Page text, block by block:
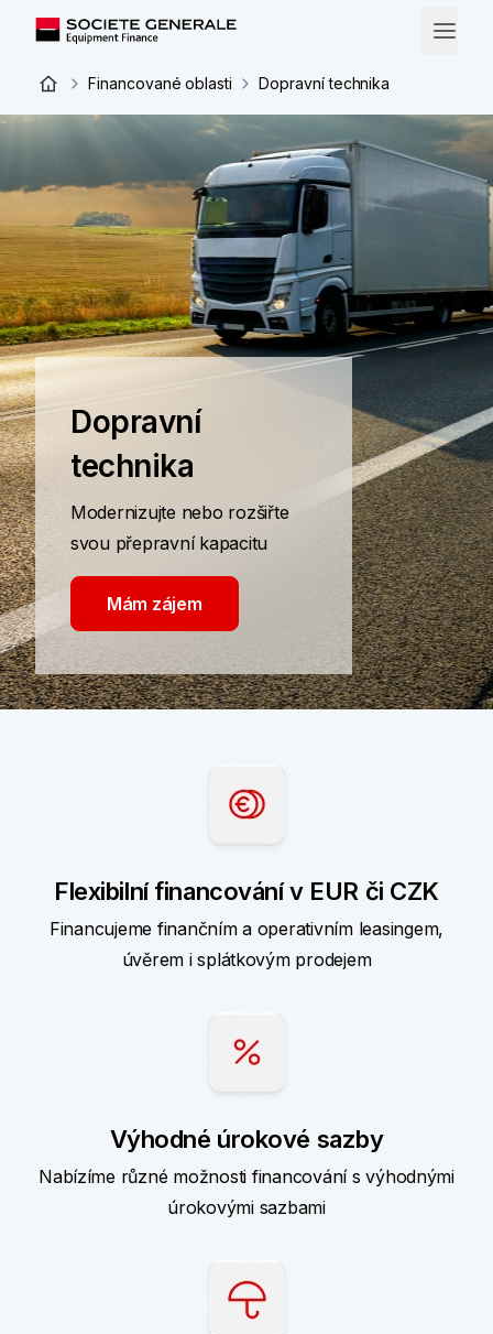
Financované oblasti Dopravní technika
Dopravní
technika
Modernizujte nebo rozšiřte
svou přepravní kapacitu
Mám zájem
Flexibilní financování v EUR či CZK
Financujeme finančním a operativním leasingem,
úvěrem i splátkovým prodejem
Výhodné úrokové sazby
Nabízíme různé možnosti financování s výhodnými
úrokovými sazbami